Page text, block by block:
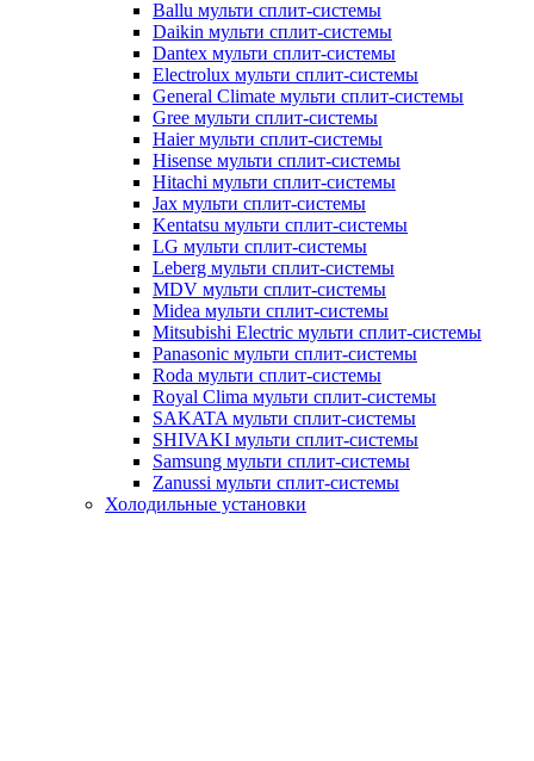
Ballu мульти сплит-системы
Daikin мульти сплит-системы
Dantex мульти сплит-системы
Electrolux мульти сплит-системы
General Climate мульти сплит-системы
Gree мульти сплит-системы
Haier мульти сплит-системы
Hisense мульти сплит-системы
Hitachi мульти сплит-системы
Jax мульти сплит-системы
Kentatsu мульти сплит-системы
LG мульти сплит-системы
Leberg мульти сплит-системы
MDV мульти сплит-системы
Midea мульти сплит-системы
Mitsubishi Electric мульти сплит-системы
Panasonic мульти сплит-системы
Roda мульти сплит-системы
Royal Clima мульти сплит-системы
SAKATA мульти сплит-системы
SHIVAKI мульти сплит-системы
Samsung мульти сплит-системы
Zanussi мульти сплит-системы
Холодильные установки